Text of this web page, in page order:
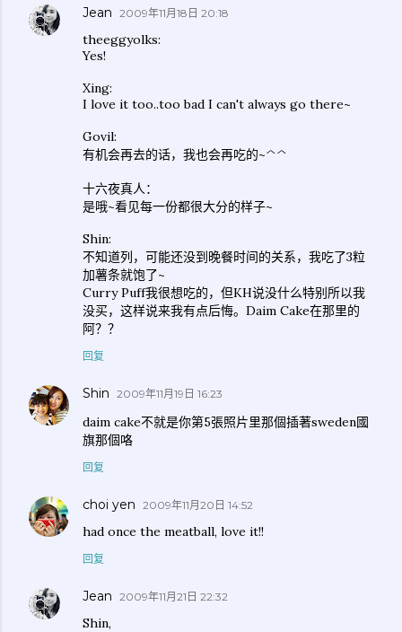
Jean 2009年11月18日 20:18
theeggyolks:
Yes!
Xing:
I love it too..too bad I can't always go there~
Govil:
有机会再去的话，我也会再吃的~^^
十六夜真人：
是哦~看见每一份都很大分的样子~
Shin:
不知道列，可能还没到晚餐时间的关系，我吃了3粒
加薯条就饱了~
Curry Puff我很想吃的，但KH说没什么特别所以我
没买，这样说来我有点后悔。Daim Cake在那里的
阿？？
回复
Shin 2009年11月19日 16:23
daim cake不就是你第5張照片里那個插著sweden國
旗那個咯
回复
choi yen 2009年11月20日 14:52
had once the meatball, love it!!
回复
Jean 2009年11月21日 22:32
Shin,